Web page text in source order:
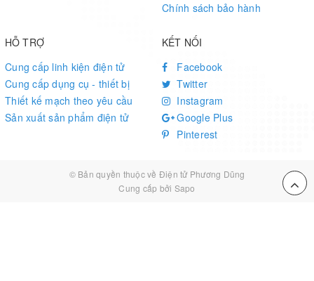
Chính sách bảo hành
HỖ TRỢ
Cung cấp linh kiện điện tử
Cung cấp dụng cụ - thiết bị
Thiết kế mạch theo yêu cầu
Sản xuất sản phẩm điện tử
KẾT NỐI
Facebook
Twitter
Instagram
Google Plus
Pinterest
© Bản quyền thuộc về Điện tử Phương Dũng
Cung cấp bởi Sapo